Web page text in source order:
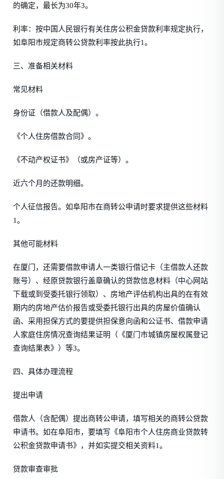
的确定，最长为30年3。
利率：按中国人民银行有关住房公积金贷款利率规定执行，
如阜阳市规定商转公贷款利率按此执行1。
三、准备相关材料
常见材料
身份证（借款人及配偶）。
《个人住房借款合同》。
《不动产权证书》（或房产证等）。
近六个月的还款明细。
个人征信报告。如阜阳市在商转公申请时要求提供这些材料
1。
其他可能材料
在厦门，还需要借款申请人一类银行借记卡（主借款人还款
账号）、经原贷款银行盖章确认的贷款信息材料（中心网站
下载或到受委托银行领取）、房地产评估机构出具的在有效
期内的房地产估价报告或受委托银行出具的房屋价值确认
函、采用担保方式的要提供担保意向函和公证书、借款申请
人家庭住房情况查询结果证明（《厦门市城镇房屋权属登记
查询结果表》）等3。
四、具体办理流程
提出申请
借款人（含配偶）提出商转公申请，填写相关的商转公贷款
申请书。如在阜阳市，要填写《阜阳市个人住房商业贷款转
公积金贷款申请书》，并如实提交相关资料1。
贷款审查审批